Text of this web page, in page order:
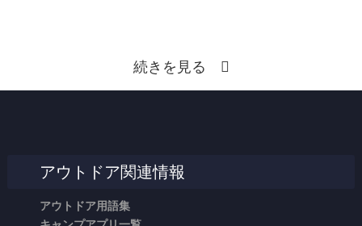
続きを見る
アウトドア関連情報
アウトドア用語集